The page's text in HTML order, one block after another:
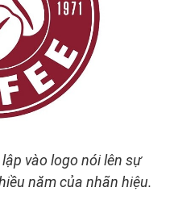
vào logo nói lên sự
năm của nhãn hiệu.